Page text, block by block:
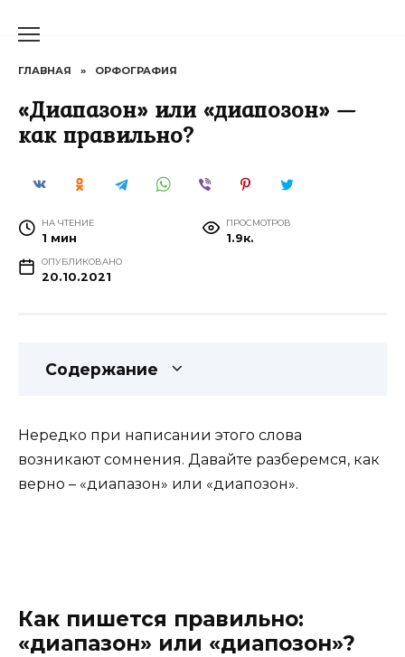
ГЛАВНАЯ » ОРФОГРАФИЯ
«Диапазон» или «диапозон» —
как правильно?
НА ЧТЕНИЕ
1 мин
ПРОСМОТРОВ
1.9к.
ОПУБЛИКОВАНО
20.10.2021
Содержание
Нередко при написании этого слова
возникают сомнения. Давайте разберемся, как
верно – «диапазон» или «диапозон».
Как пишется правильно:
«диапазон» или «диапозон»?